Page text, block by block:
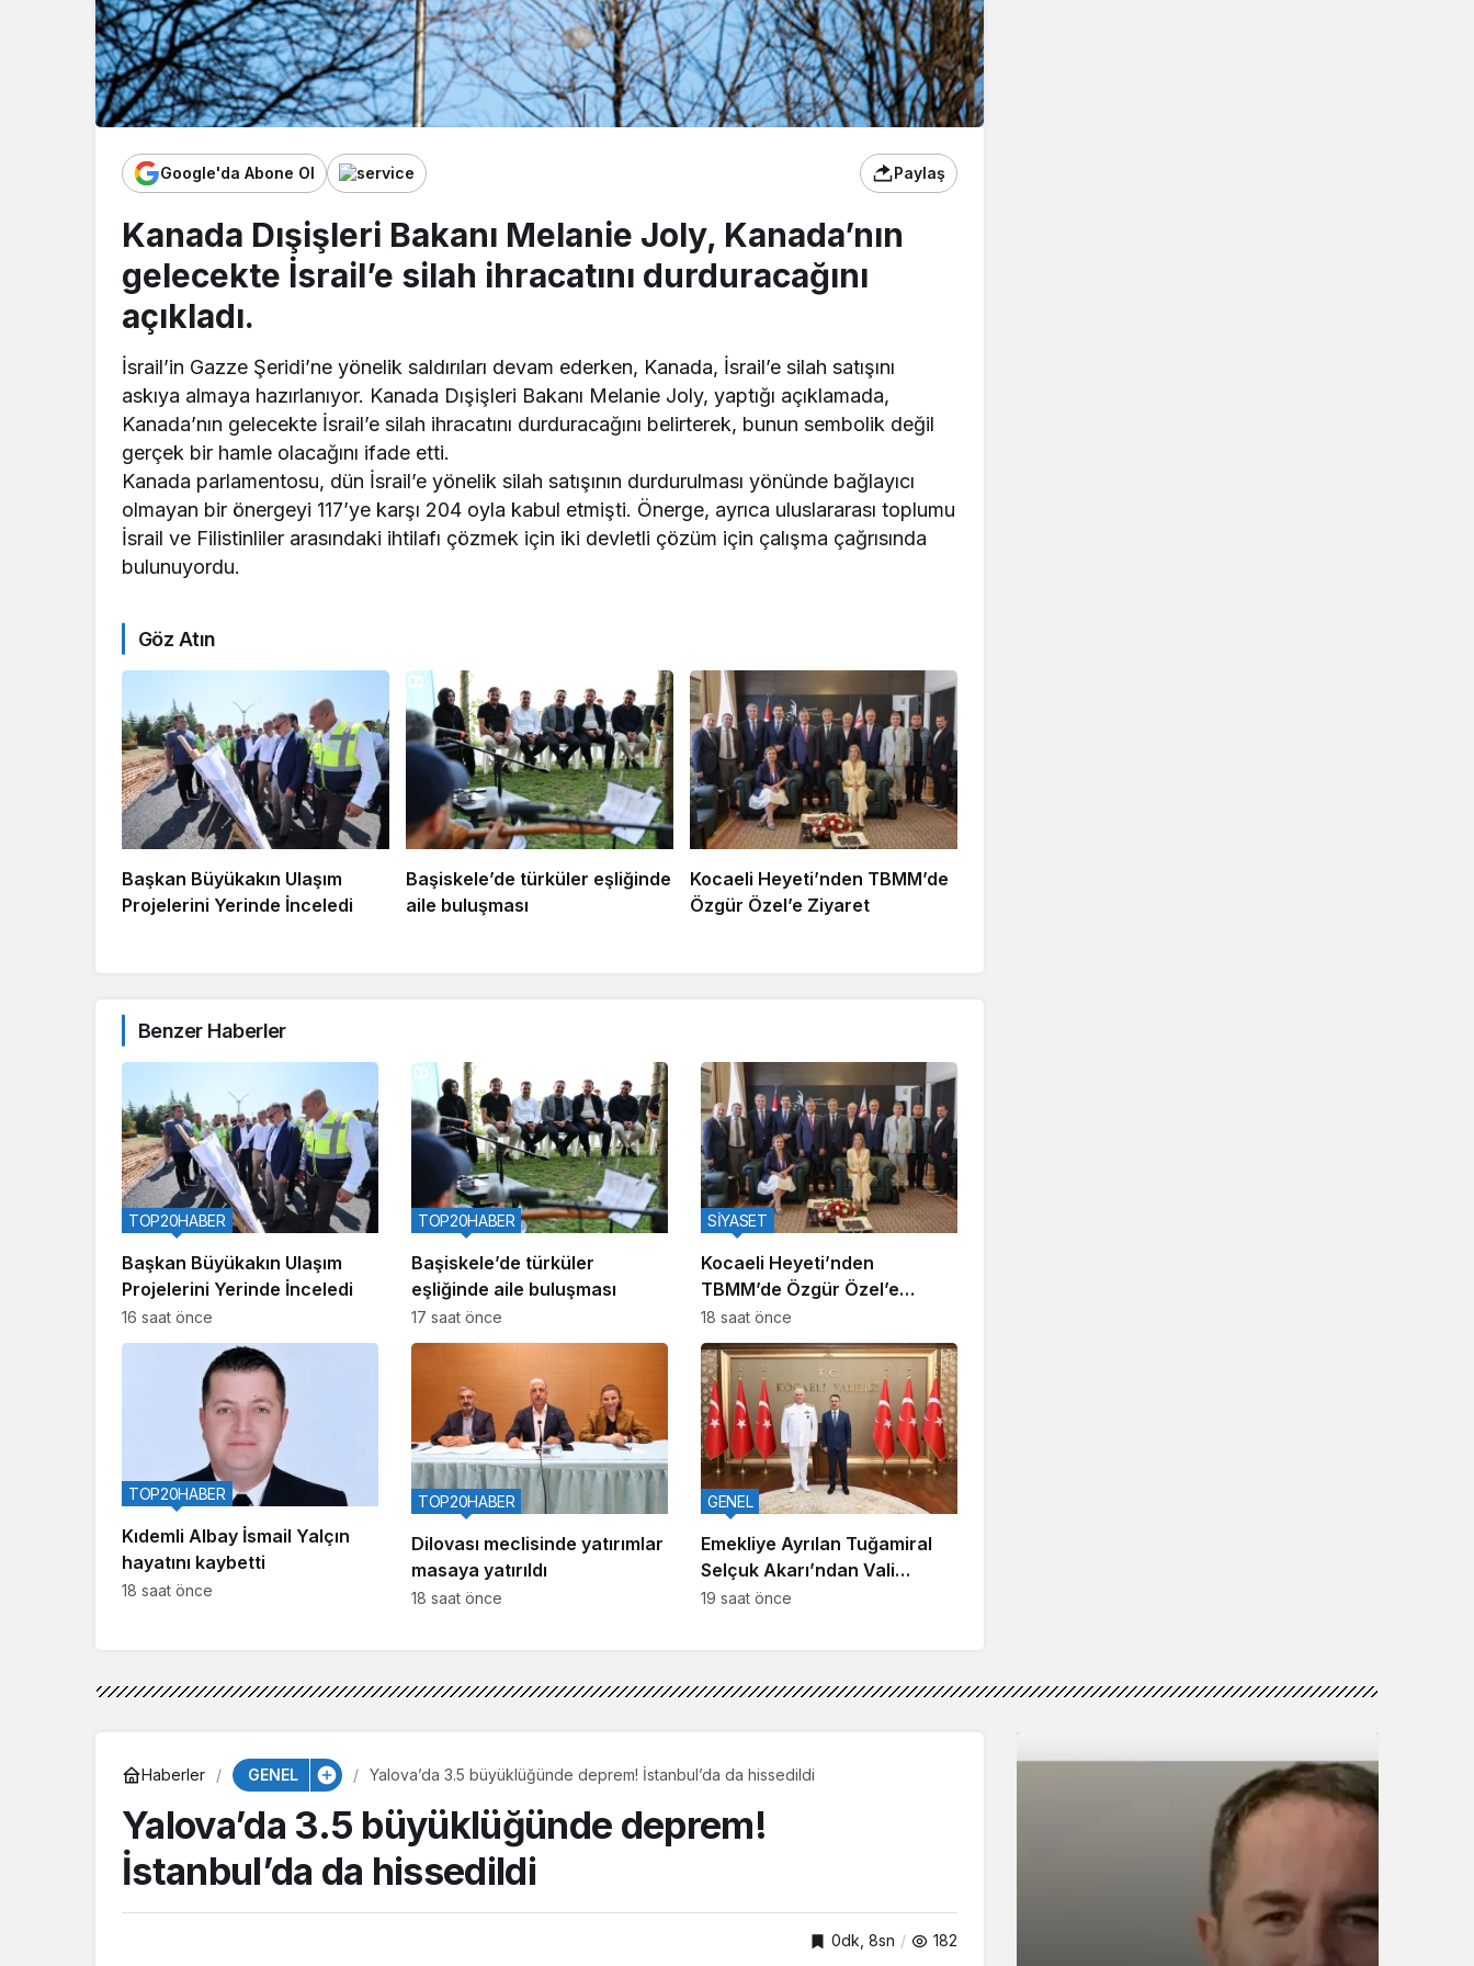
Google'da Abone Ol Paylaş
Kanada Dışişleri Bakanı Melanie Joly, Kanada’nın
gelecekte İsrail’e silah ihracatını durduracağını
açıkladı.
İsrail’in Gazze Şeridi’ne yönelik saldırıları devam ederken, Kanada, İsrail’e silah satışını
askıya almaya hazırlanıyor. Kanada Dışişleri Bakanı Melanie Joly, yaptığı açıklamada,
Kanada’nın gelecekte İsrail’e silah ihracatını durduracağını belirterek, bunun sembolik değil
gerçek bir hamle olacağını ifade etti.
Kanada parlamentosu, dün İsrail’e yönelik silah satışının durdurulması yönünde bağlayıcı
olmayan bir önergeyi 117’ye karşı 204 oyla kabul etmişti. Önerge, ayrıca uluslararası toplumu
İsrail ve Filistinliler arasındaki ihtilafı çözmek için iki devletli çözüm için çalışma çağrısında
bulunuyordu.
Göz Atın
Başkan Büyükakın Ulaşım
Projelerini Yerinde İnceledi
Başiskele’de türküler eşliğinde
aile buluşması
Kocaeli Heyeti’nden TBMM’de
Özgür Özel’e Ziyaret
Benzer Haberler
Başkan Büyükakın Ulaşım
Projelerini Yerinde İnceledi
TOP20HABER
16 saat önce
Başiskele’de türküler
eşliğinde aile buluşması
TOP20HABER
17 saat önce
Kocaeli Heyeti’nden
TBMM’de Özgür Özel’e
Ziyaret
SİYASET
18 saat önce
Kıdemli Albay İsmail Yalçın
hayatını kaybetti
TOP20HABER
18 saat önce
Dilovası meclisinde yatırımlar
masaya yatırıldı
TOP20HABER
18 saat önce
Emekliye Ayrılan Tuğamiral
Selçuk Akarı’ndan Vali
Aktaş’a Veda Ziyareti
GENEL
19 saat önce
Haberler GENEL Yalova’da 3.5 büyüklüğünde deprem! İstanbul’da da hissedildi
Yalova’da 3.5 büyüklüğünde deprem!
İstanbul’da da hissedildi
0dk, 8sn 182